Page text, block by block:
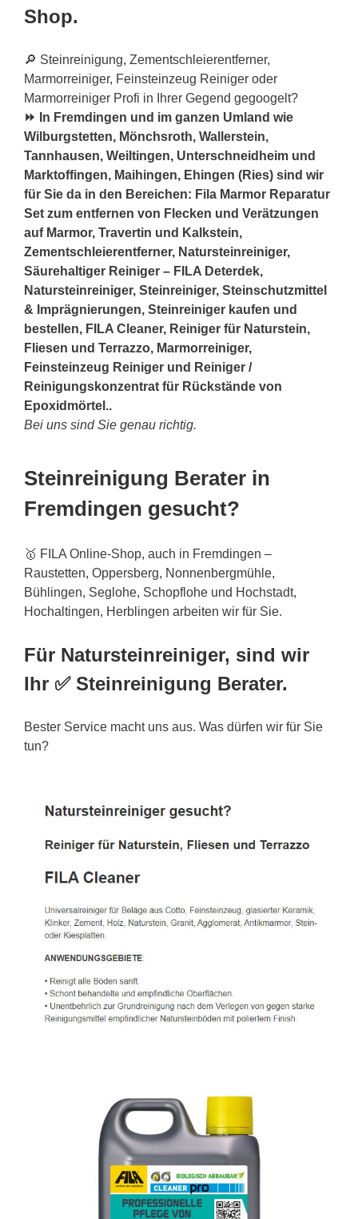
Shop.
🔎 Steinreinigung, Zementschleierentferner,
Marmorreiniger, Feinsteinzeug Reiniger oder
Marmorreiniger Profi in Ihrer Gegend gegoogelt?
⏩ In Fremdingen und im ganzen Umland wie
Wilburgstetten, Mönchsroth, Wallerstein,
Tannhausen, Weiltingen, Unterschneidheim und
Marktoffingen, Maihingen, Ehingen (Ries) sind wir
für Sie da in den Bereichen: Fila Marmor Reparatur
Set zum entfernen von Flecken und Verätzungen
auf Marmor, Travertin und Kalkstein,
Zementschleierentferner, Natursteinreiniger,
Säurehaltiger Reiniger – FILA Deterdek,
Natursteinreiniger, Steinreiniger, Steinschutzmittel
& Imprägnierungen, Steinreiniger kaufen und
bestellen, FILA Cleaner, Reiniger für Naturstein,
Fliesen und Terrazzo, Marmorreiniger,
Feinsteinzeug Reiniger und Reiniger /
Reinigungskonzentrat für Rückstände von
Epoxidmörtel..
Bei uns sind Sie genau richtig.
Steinreinigung Berater in
Fremdingen gesucht?
🥇 FILA Online-Shop, auch in Fremdingen –
Raustetten, Oppersberg, Nonnenbergmühle,
Bühlingen, Seglohe, Schopflohe und Hochstadt,
Hochaltingen, Herblingen arbeiten wir für Sie.
Für Natursteinreiniger, sind wir
Ihr ✅ Steinreinigung Berater.
Bester Service macht uns aus. Was dürfen wir für Sie
tun?